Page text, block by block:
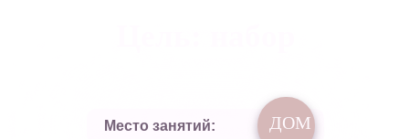
Место занятий: ДОМ